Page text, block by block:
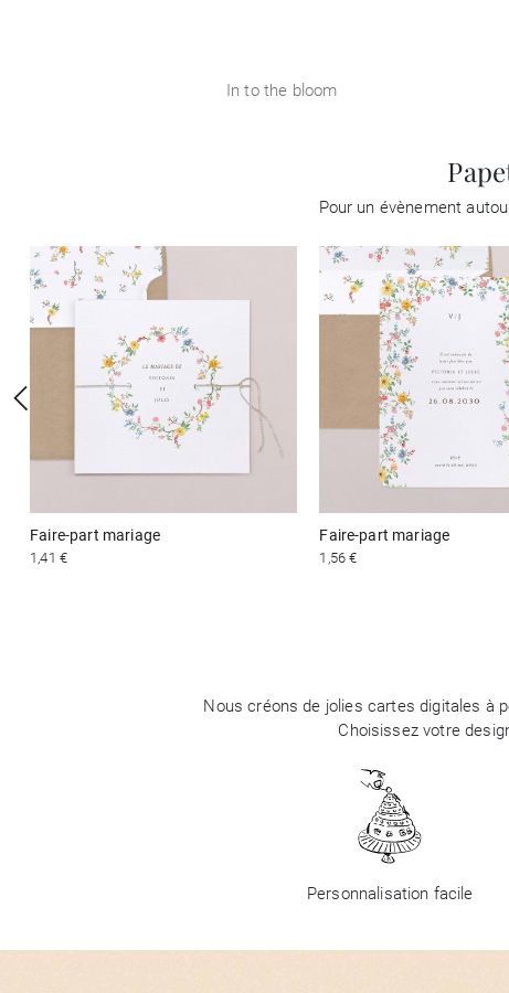
In to the bloom
Pour un évènement
Faire-part mariage
1,41 €
Faire-part mariage
1,56 €
Nous créons de jolies cartes digitales à
Choisissez votre
Personnalisation facile